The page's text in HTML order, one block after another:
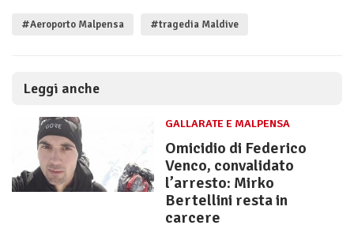
#Aeroporto Malpensa #tragedia Maldive
Leggi anche
GALLARATE E MALPENSA
Omicidio di Federico
Venco, convalidato
l’arresto: Mirko
Bertellini resta in
carcere